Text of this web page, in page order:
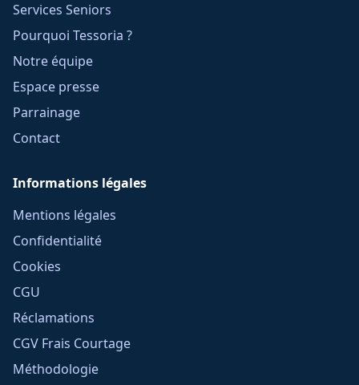
Services Seniors
Pourquoi Tessoria ?
Notre équipe
Espace presse
Parrainage
Contact
Informations légales
Mentions légales
Confidentialité
Cookies
CGU
Réclamations
CGV Frais Courtage
Méthodologie